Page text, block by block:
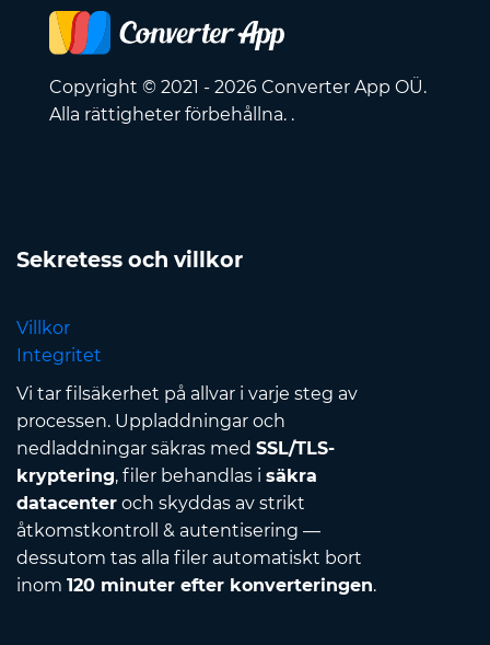
Copyright © 2021 - 2026 Converter App OÜ.
Alla rättigheter förbehållna. .
Sekretess och villkor
Villkor
Integritet
Vi tar filsäkerhet på allvar i varje steg av
processen. Uppladdningar och
nedladdningar säkras med SSL/TLS-
kryptering, filer behandlas i säkra
datacenter och skyddas av strikt
åtkomstkontroll & autentisering —
dessutom tas alla filer automatiskt bort
inom 120 minuter efter konverteringen.